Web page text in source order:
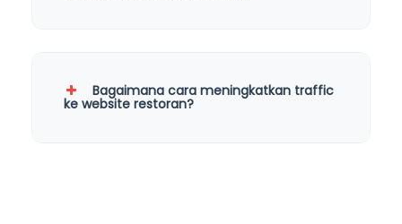
Bagaimana cara meningkatkan traffic
ke website restoran?